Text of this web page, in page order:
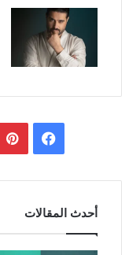
ب
ب
ت
أحدث المقالات